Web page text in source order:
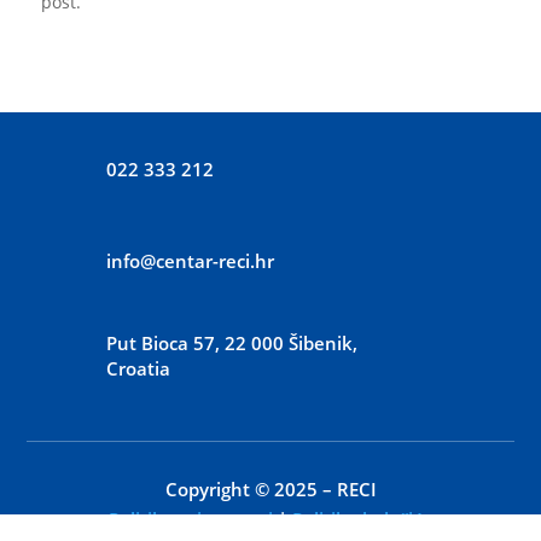
022 333 212
info@centar-reci.hr
Put Bioca 57, 22 000 Šibenik,
Croatia
Copyright © 2025 – RECI
Politika privatnosti|Politika kolačića